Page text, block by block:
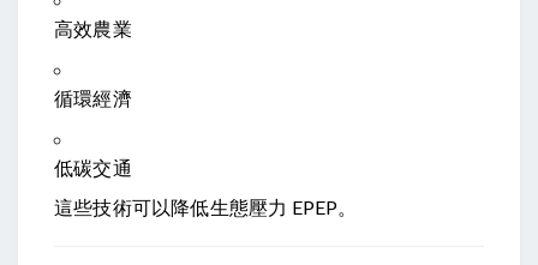
高效農業
循環經濟
低碳交通
這些技術可以降低生態壓力 EPEP。